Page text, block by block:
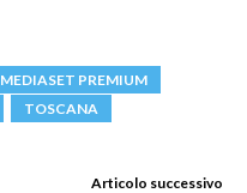
MEDIASET PREMIUM
TOSCANA
Articolo successivo